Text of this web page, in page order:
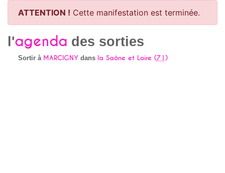
ATTENTION ! Cette manifestation est terminée.
l'agenda des sorties
Sortir à MARCIGNYdans la Saône et Loire (71)